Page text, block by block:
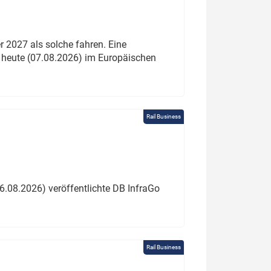
2027 als solche fahren. Eine
(07.08.2026) im Europäischen
Rail Business
veröffentlichte DB InfraGo
Rail Business